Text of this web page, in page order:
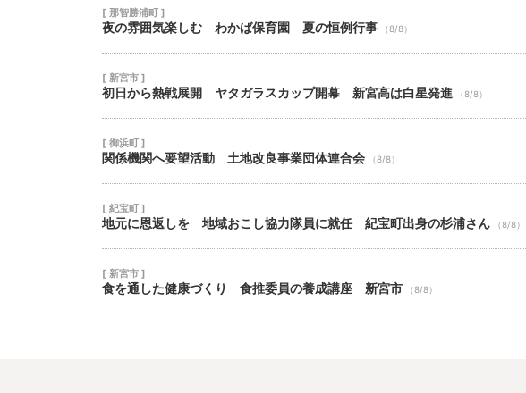
[ 那智勝浦町 ]
夜の雰囲気楽しむ わかば保育園 夏の恒例行事 （8/8）
[ 新宮市 ]
初日から熱戦展開 ヤタガラスカップ開幕 新宮高は白星発進 （8/8）
[ 御浜町 ]
関係機関へ要望活動 土地改良事業団体連合会 （8/8）
[ 紀宝町 ]
地元に恩返しを 地域おこし協力隊員に就任 紀宝町出身の杉浦さん （8/8）
[ 新宮市 ]
食を通した健康づくり 食推委員の養成講座 新宮市 （8/8）